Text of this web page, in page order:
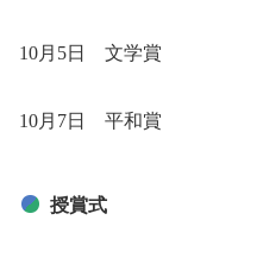
10月5日 文学賞
10月7日 平和賞
授賞式